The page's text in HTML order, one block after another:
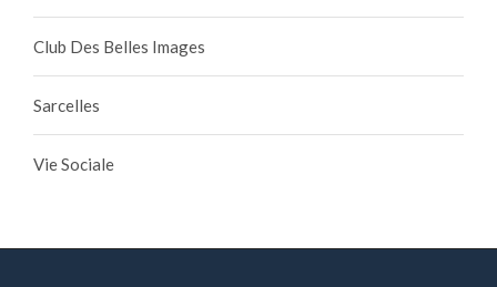
Club Des Belles Images
Sarcelles
Vie Sociale